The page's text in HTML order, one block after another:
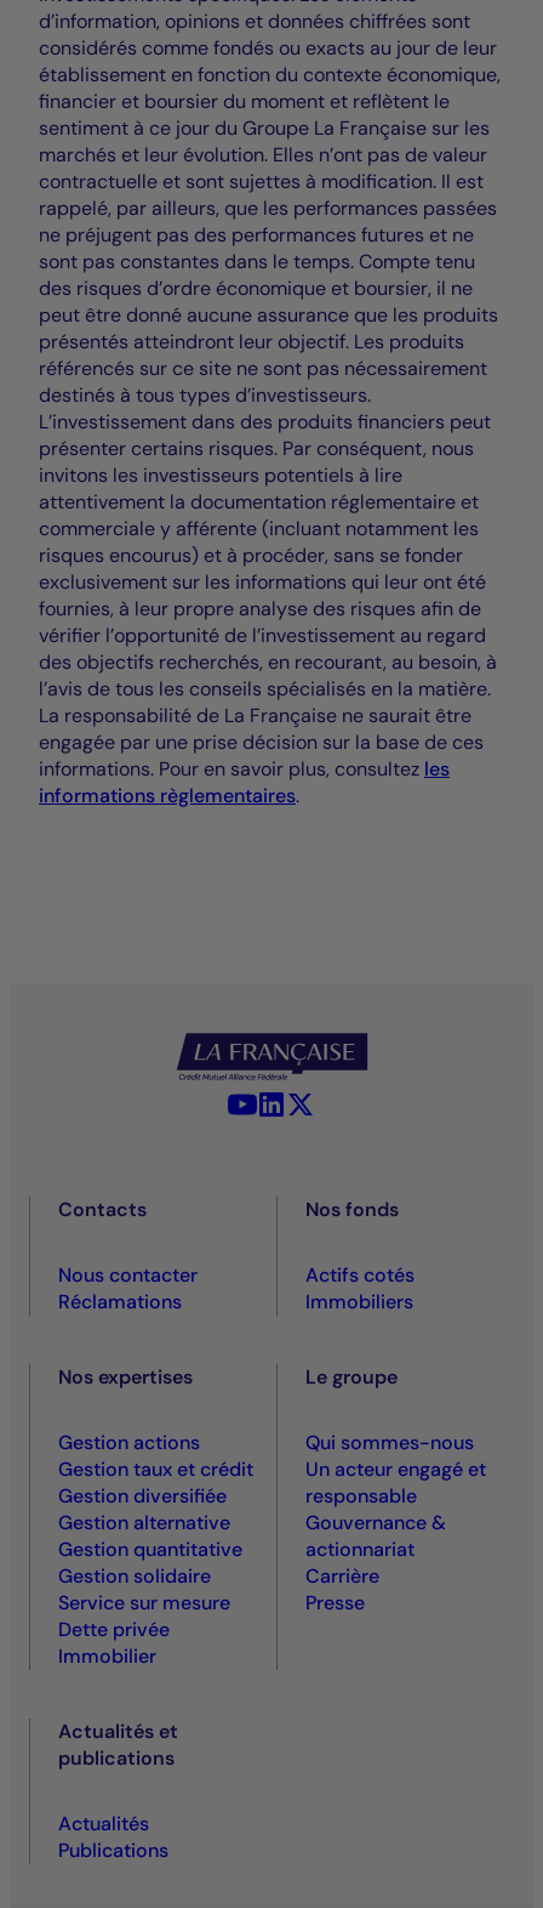
d’information, opinions et données chiffrées sont
considérés comme fondés ou exacts au jour de leur
établissement en fonction du contexte économique,
financier et boursier du moment et reflètent le
sentiment à ce jour du Groupe La Française sur les
marchés et leur évolution. Elles n’ont pas de valeur
contractuelle et sont sujettes à modification. Il est
rappelé, par ailleurs, que les performances passées
ne préjugent pas des performances futures et ne
sont pas constantes dans le temps. Compte tenu
des risques d’ordre économique et boursier, il ne
peut être donné aucune assurance que les produits
présentés atteindront leur objectif. Les produits
référencés sur ce site ne sont pas nécessairement
destinés à tous types d’investisseurs.
L’investissement dans des produits financiers peut
présenter certains risques. Par conséquent, nous
invitons les investisseurs potentiels à lire
attentivement la documentation réglementaire et
commerciale y afférente (incluant notamment les
risques encourus) et à procéder, sans se fonder
exclusivement sur les informations qui leur ont été
fournies, à leur propre analyse des risques afin de
vérifier l’opportunité de l’investissement au regard
des objectifs recherchés, en recourant, au besoin, à
l’avis de tous les conseils spécialisés en la matière.
La responsabilité de La Française ne saurait être
engagée par une prise décision sur la base de ces
informations. Pour en savoir plus, consultez les
informations règlementaires.
YouTube - La Française
LinkedIn - La Française
Contacts
Nous contacter
Réclamations
Nos fonds
Actifs cotés
Immobiliers
Nos expertises
Gestion actions
Gestion taux et crédit
Gestion diversifiée
Gestion alternative
Gestion quantitative
Gestion solidaire
Service sur mesure
Dette privée
Immobilier
Le groupe
Qui sommes-nous
Un acteur engagé et
responsable
Gouvernance &
actionnariat
Carrière
Presse
Actualités et
publications
Actualités
Publications